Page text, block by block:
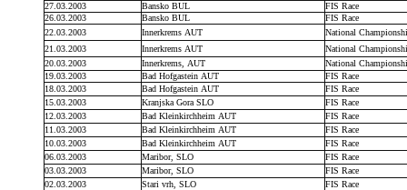
27.03.2003
Bansko BUL
FIS Race
26.03.2003
Bansko BUL
FIS Race
22.03.2003
Innerkrems AUT
National
21.03.2003
Innerkrems AUT
National
20.03.2003
Innerkrems, AUT
National
19.03.2003
Bad Hofgastein AUT
FIS Race
18.03.2003
Bad Hofgastein AUT
FIS Race
15.03.2003
Kranjska Gora SLO
FIS Race
12.03.2003
Bad Kleinkirchheim AUT
FIS Race
11.03.2003
Bad Kleinkirchheim AUT
FIS Race
10.03.2003
Bad Kleinkirchheim AUT
FIS Race
06.03.2003
Maribor, SLO
FIS Race
03.03.2003
Maribor, SLO
FIS Race
02.03.2003
Stari vrh, SLO
FIS Race